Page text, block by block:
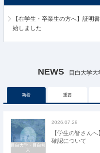
【在学生・卒業生の方へ】証明
始しました
NEWS 目白大学
新着 重要
2026.07.29
【学生の皆さん
確認について
目白大学・目白短
大